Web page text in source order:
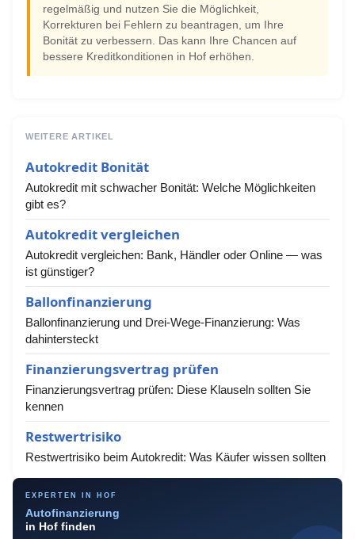
regelmäßig und nutzen Sie die Möglichkeit,
Korrekturen bei Fehlern zu beantragen, um Ihre
Bonität zu verbessern. Das kann Ihre Chancen auf
bessere Kreditkonditionen in Hof erhöhen.
WEITERE ARTIKEL
Autokredit Bonität
Autokredit mit schwacher Bonität: Welche Möglichkeiten
gibt es?
Autokredit vergleichen
Autokredit vergleichen: Bank, Händler oder Online — was
ist günstiger?
Ballonfinanzierung
Ballonfinanzierung und Drei-Wege-Finanzierung: Was
dahintersteckt
Finanzierungsvertrag prüfen
Finanzierungsvertrag prüfen: Diese Klauseln sollten Sie
kennen
Restwertrisiko
Restwertrisiko beim Autokredit: Was Käufer wissen sollten
EXPERTEN IN HOF
Autofinanzierung
in Hof finden